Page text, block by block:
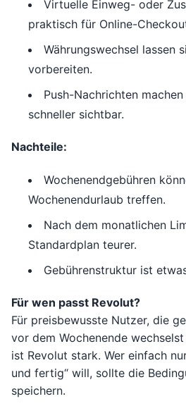
Virtuelle Einweg- oder
praktisch für Online-
Währungswechsel lassen
vorbereiten.
Push-Nachrichten
schneller sichtbar.
Nachteile:
Wochenendgebühren
Wochenendurlaub treffen.
Nach dem monatlichen
Standardplan teurer.
Gebührenstruktur ist
Für wen passt Revolut?
Für preisbewusste Nutzer, die
vor dem Wochenende
ist Revolut stark. Wer einfach
und fertig“ will, sollte die
speichern.